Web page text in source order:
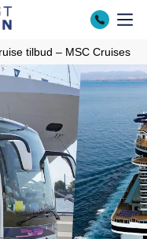
tilbud – MSC Cruises